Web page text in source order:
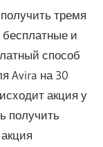
тремя
и
способ
Avira на 30
акция у
получить